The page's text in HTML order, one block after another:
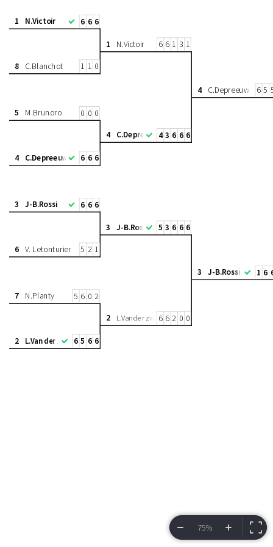
1 N.Victoir 6 6 6
8 C.Blanchot 1 1 0
5 M.Brunoro 0 0 0
4 C.Depreeuw 6 6 6
3 J-B.Rossi 6 6 6
6 V. Letonturier 5 2 1
7 N.Planty 5 6 0 2
2 L.Van der zwalman
6 5 6 6
1 N.Victoir 6 6 1 3 1
4 C.Depreeuw 4 3 6 6 6
3 J-B.Rossi 5 3 6 6 6
2 L.Van der zwalman
6 6 2 0 0
4 C.Depreeuw 6 5
3 J-B.Rossi 1 6
75%
VIEW BRACKET